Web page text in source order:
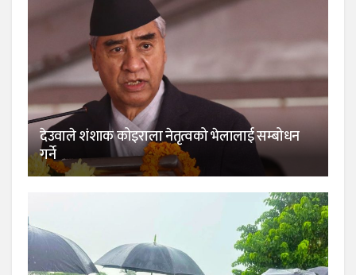
देउवाले शंशाक कोइराला नेतृत्वको भेलालाई सम्बोधन
गर्ने